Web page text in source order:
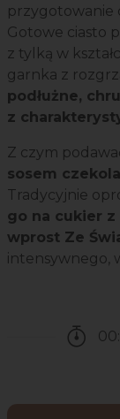
przygotowanie
Gotowe ciasto
z tylką w
garnka z
podłużne,
z
Z czym
sosem
Tradycyjnie
go na cukier z
wprost Ze
intensywnego,